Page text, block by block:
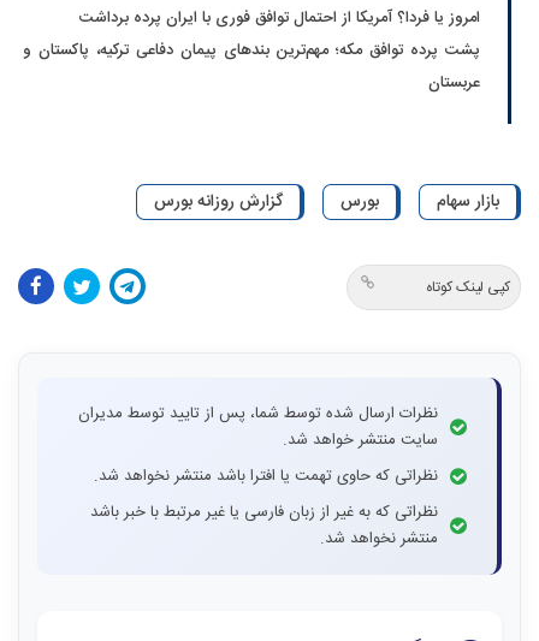
امروز یا فردا؟ آمریکا از احتمال توافق فوری با ایران پرده برداشت
پشت پرده توافق مکه؛ مهم‌ترین بندهای پیمان دفاعی ترکیه، پاکستان و
عربستان
بازار سهام بورس گزارش روزانه بورس
کپی لینک کوتاه
نظرات ارسال شده توسط شما، پس از تایید توسط مدیران
سایت منتشر خواهد شد.
نظراتی که حاوی تهمت یا افترا باشد منتشر نخواهد شد.
نظراتی که به غیر از زبان فارسی یا غیر مرتبط با خبر باشد
منتشر نخواهد شد.